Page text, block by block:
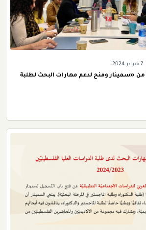
7 فبراير 2024
من «سمينار ومنح لدعم مهارات البحث لطلبة